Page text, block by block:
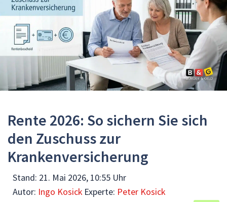
Rente 2026: So sichern Sie sich
den Zuschuss zur
Krankenversicherung
Stand: 21. Mai 2026, 10:55 Uhr
Autor: Ingo Kosick Experte: Peter Kosick